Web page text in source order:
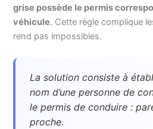
grise possède le permis
véhicule. Cette règle complique
rend pas impossibles.
La solution consiste à
nom d’une personne de
le permis de conduire :
proche.